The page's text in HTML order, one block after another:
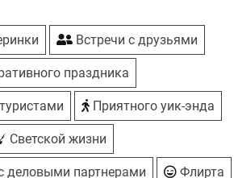
Встречи с друзьями
праздника
Приятного уик-энда
Светской жизни
деловыми партнерами Флирта